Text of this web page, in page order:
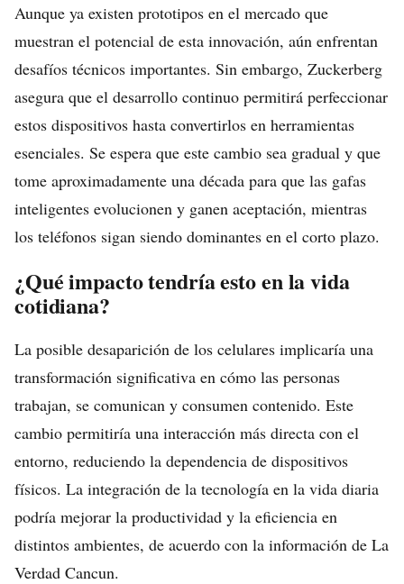
Aunque ya existen prototipos en el mercado que
muestran el potencial de esta innovación, aún enfrentan
desafíos técnicos importantes. Sin embargo, Zuckerberg
asegura que el desarrollo continuo permitirá perfeccionar
estos dispositivos hasta convertirlos en herramientas
esenciales. Se espera que este cambio sea gradual y que
tome aproximadamente una década para que las gafas
inteligentes evolucionen y ganen aceptación, mientras
los teléfonos sigan siendo dominantes en el corto plazo.
¿Qué impacto tendría esto en la vida
cotidiana?
La posible desaparición de los celulares implicaría una
transformación significativa en cómo las personas
trabajan, se comunican y consumen contenido. Este
cambio permitiría una interacción más directa con el
entorno, reduciendo la dependencia de dispositivos
físicos. La integración de la tecnología en la vida diaria
podría mejorar la productividad y la eficiencia en
distintos ambientes, de acuerdo con la información de La
Verdad Cancun.